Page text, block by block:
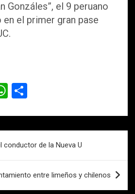
Gonzáles”, el 9 peruano
el primer gran pase
W
at
A
p
p
m
ar
conductor de la Nueva U
entre limeños y chilenos